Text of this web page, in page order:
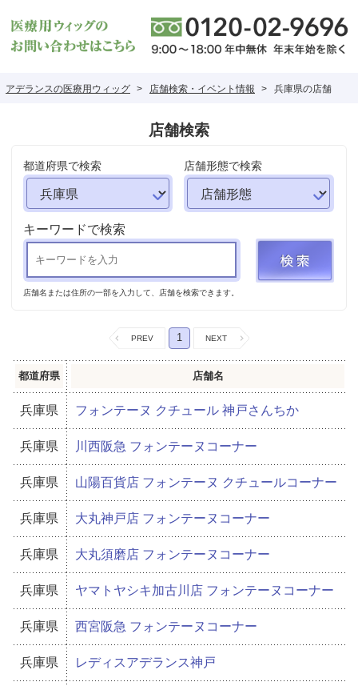
アデランスの医療用ウィッグ 店舗検索・イベント情報 兵庫県の店舗
店舗検索
都道府県で検索 店舗形態で検索
キーワードで検索
店舗名または住所の一部を入力して、店舗を検索できます。
1
都道府県 店舗名
兵庫県 フォンテーヌ クチュール 神戸さんちか
兵庫県 川西阪急 フォンテーヌコーナー
兵庫県 山陽百貨店 フォンテーヌ クチュールコーナー
兵庫県 大丸神戸店 フォンテーヌコーナー
兵庫県 大丸須磨店 フォンテーヌコーナー
兵庫県 ヤマトヤシキ加古川店 フォンテーヌコーナー
兵庫県 西宮阪急 フォンテーヌコーナー
兵庫県 レディスアデランス神戸